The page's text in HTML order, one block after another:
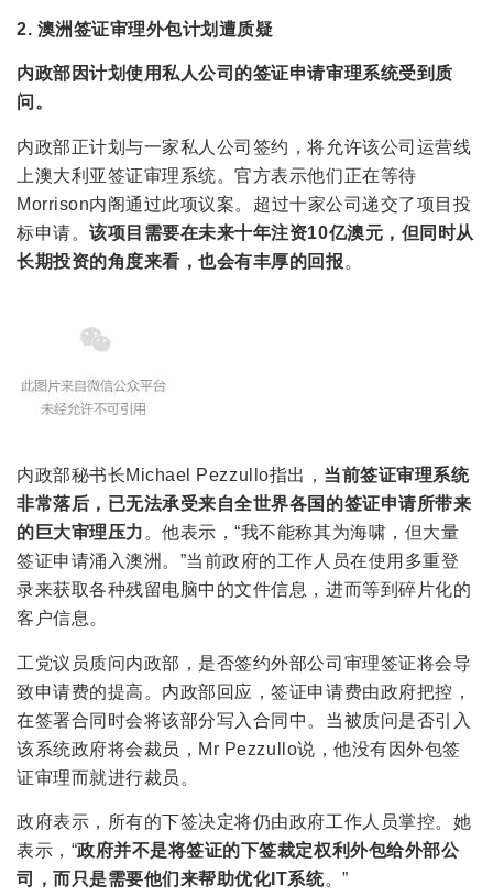
2. 澳洲签证审理外包计划遭质疑
内政部因计划使用私人公司的签证申请审理系统受到质
问。
内政部正计划与一家私人公司签约，将允许该公司运营线
上澳大利亚签证审理系统。官方表示他们正在等待
Morrison内阁通过此项议案。超过十家公司递交了项目投
标申请。该项目需要在未来十年注资10亿澳元，但同时从
长期投资的角度来看，也会有丰厚的回报 。
内政部秘书长Michael Pezzullo指出， 当前签证审理系统
非常落后，已无法承受来自全世界各国的签证申请所带来
的巨大审理压力。他表示，“我不能称其为海啸，但大量
签证申请涌入澳洲。”当前政府的工作人员在使用多重登
录来获取各种残留电脑中的文件信息，进而等到碎片化的
客户信息。
工党议员质问内政部，是否签约外部公司审理签证将会导
致申请费的提高。内政部回应，签证申请费由政府把控，
在签署合同时会将该部分写入合同中。当被质问是否引入
该系统政府将会裁员，Mr Pezzullo说，他没有因外包签
证审理而就进行裁员。
政府表示，所有的下签决定将仍由政府工作人员掌控。她
表示，“政府并不是将签证的下签裁定权利外包给外部公
司，而只是需要他们来帮助优化IT系统。”